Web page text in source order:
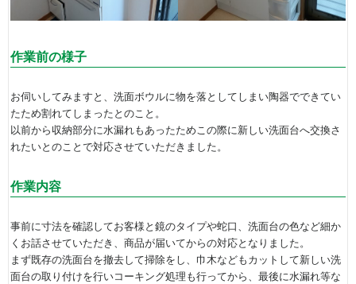
作業前の様子
お伺いしてみますと、洗面ボウルに物を落としてしまい陶器でできてい
たため割れてしまったとのこと。
以前から収納部分に水漏れもあったためこの際に新しい洗面台へ交換さ
れたいとのことで対応させていただきました。
作業内容
事前に寸法を確認してお客様と鏡のタイプや蛇口、洗面台の色など細か
くお話させていただき、商品が届いてからの対応となりました。
まず既存の洗面台を撤去して掃除をし、巾木などもカットして新しい洗
面台の取り付けを行いコーキング処理も行ってから、最後に水漏れ等な